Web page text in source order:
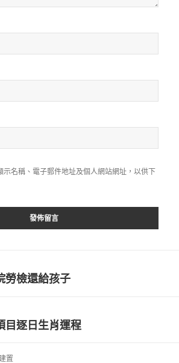
示名稱、電子郵件地址及個人網站網址，以供下
勞檢還給孩子
目逐日生肖運程
置